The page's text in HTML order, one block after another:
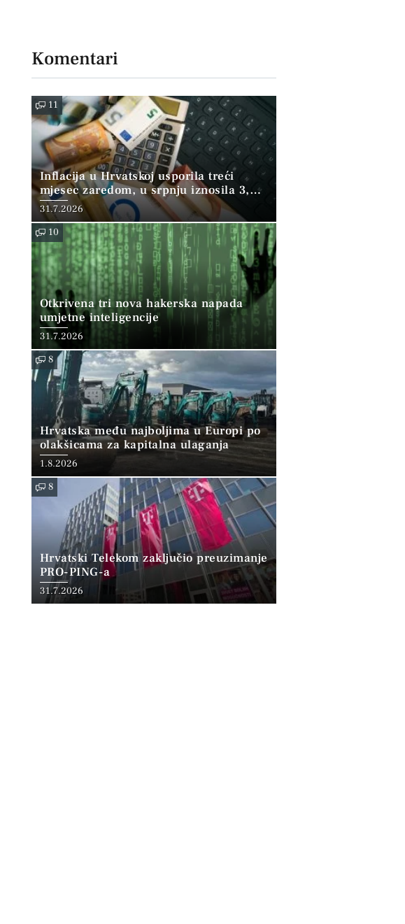
Komentari
11
Inflacija u Hrvatskoj usporila treći
mjesec zaredom, u srpnju iznosila 3,9
posto
31.7.2026
10
Otkrivena tri nova hakerska napada
umjetne inteligencije
31.7.2026
8
Hrvatska među najboljima u Europi po
olakšicama za kapitalna ulaganja
1.8.2026
8
Hrvatski Telekom zaključio preuzimanje
PRO-PING-a
31.7.2026